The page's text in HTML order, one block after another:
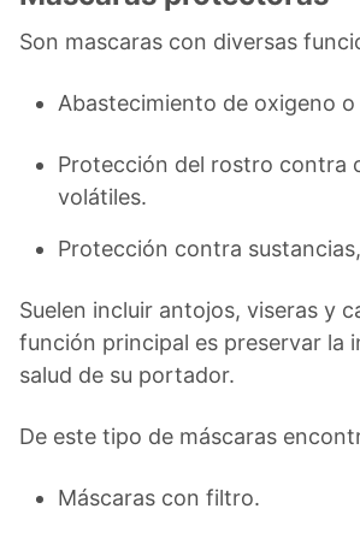
Son mascaras con diversas
Abastecimiento de oxigeno o
Protección del rostro contra
volátiles.
Protección contra
Suelen incluir antojos, viseras y
función principal es preservar la
salud de su portador.
De este tipo de máscaras
Máscaras con filtro.